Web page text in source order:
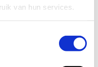
van hun services.
route?
van de routes in kaart